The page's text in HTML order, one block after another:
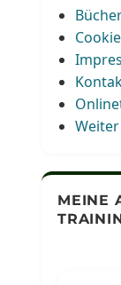
Weiter
MEINE